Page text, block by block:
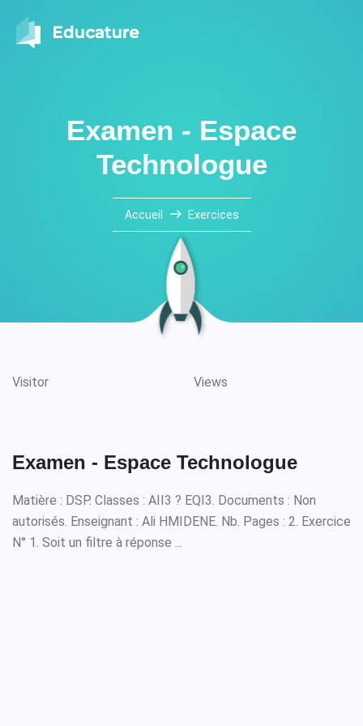
Examen - Espace
Technologue
Accueil Exercices
Visitor Views
Examen - Espace Technologue
Matière : DSP. Classes : AII3 ? EQI3. Documents : Non
autorisés. Enseignant : Ali HMIDENE. Nb. Pages : 2. Exercice
N° 1. Soit un filtre à réponse ...